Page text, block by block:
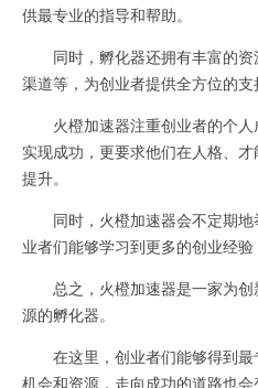
供最专业的指导和帮助。
同时，孵化器还拥有丰富的资
渠道等，为创业者提供全方位的支
火橙加速器注重创业者的个人
实现成功，更要求他们在人格、
提升。
同时，火橙加速器会不定期地
业者们能够学习到更多的创业经验
总之，火橙加速器是一家为创
源的孵化器。
在这里，创业者们能够得到最
机会和资源，走向成功的道路也会